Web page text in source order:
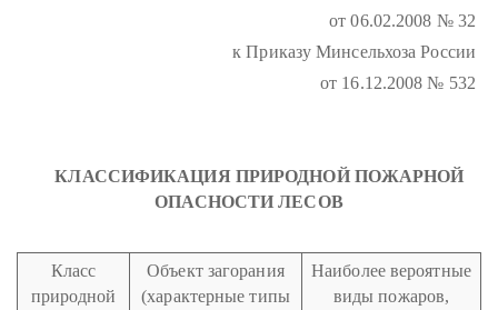
от 06.02.2008 № 32
к Приказу Минсельхоза России
от 16.12.2008 № 532
КЛАССИФИКАЦИЯ ПРИРОДНОЙ ПОЖАРНОЙ
ОПАСНОСТИ ЛЕСОВ
Класс
природной
Объект загорания
(характерные типы
Наиболее вероятные
виды пожаров,